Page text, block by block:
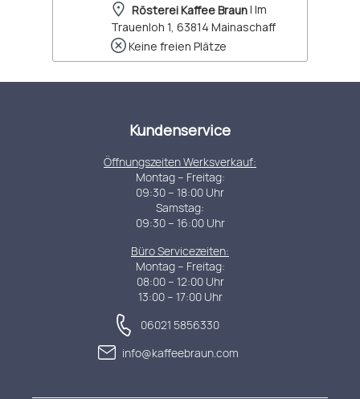
Rösterei Kaffee Braun| Im
Trauenloh 1, 63814 Mainaschaff
Keine freien Plätze
Kundenservice
Öffnungszeiten Werksverkauf:
Montag – Freitag:
09:30 – 18:00 Uhr
Samstag:
09:30 – 16:00 Uhr
Büro Servicezeiten:
Montag – Freitag:
08:00 – 12:00 Uhr
13:00 – 17:00 Uhr
06021 5856330
info@kaffeebraun.com